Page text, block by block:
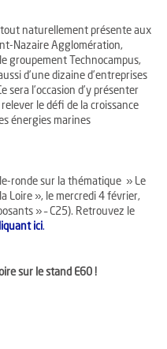
tout naturellement présente aux
Nazaire Agglomération,
groupement Technocampus,
d’une dizaine d’entreprises
sera l’occasion d’y présenter
le défi de la croissance
énergies marines
ronde sur la thématique » Le
Loire », le mercredi 4 février,
» – C25). Retrouvez le
ici.
sur le stand E60 !